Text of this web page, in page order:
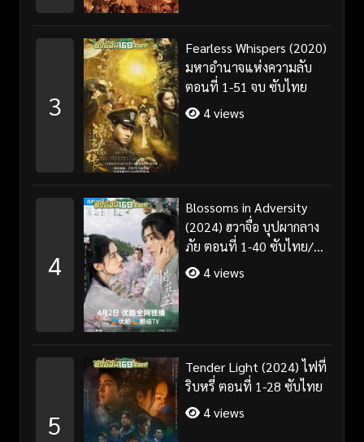
3
Fearless Whispers (2020)
มหาอำนาจแห่งความลับ
ตอนที่ 1-51 จบ ซับไทย
4 views
4
Blossoms in Adversity
(2024) ฮวาจื่อ บุปผากลาง
ภัย ตอนที่ 1-40 ซับไทย/
พากย์ไทย
4 views
5
Tender Light (2024) ไฟที่
ริบหรี่ ตอนที่ 1-28 ซับไทย
4 views